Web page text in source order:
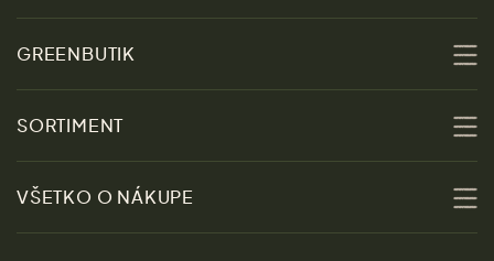
GREENBUTIK
Udržateľnosť
SORTIMENT
Zľavy
Ženy
VŠETKO O NÁKUPE